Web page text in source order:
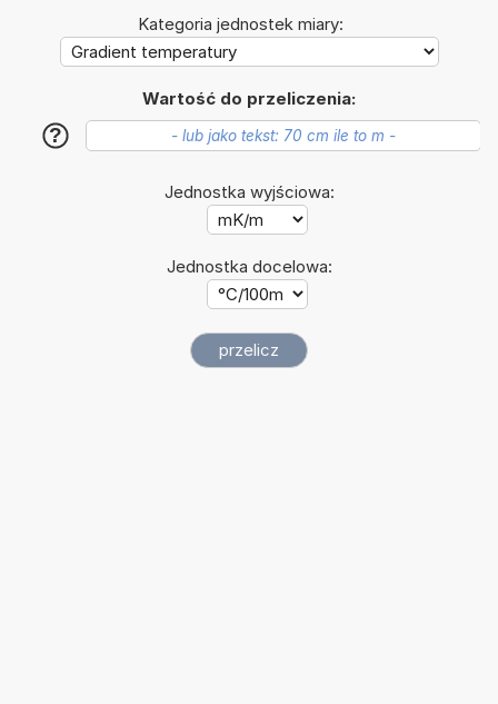
Kategoria jednostek miary:
Wartość do przeliczenia:
?
Jednostka wyjściowa:
Jednostka docelowa: